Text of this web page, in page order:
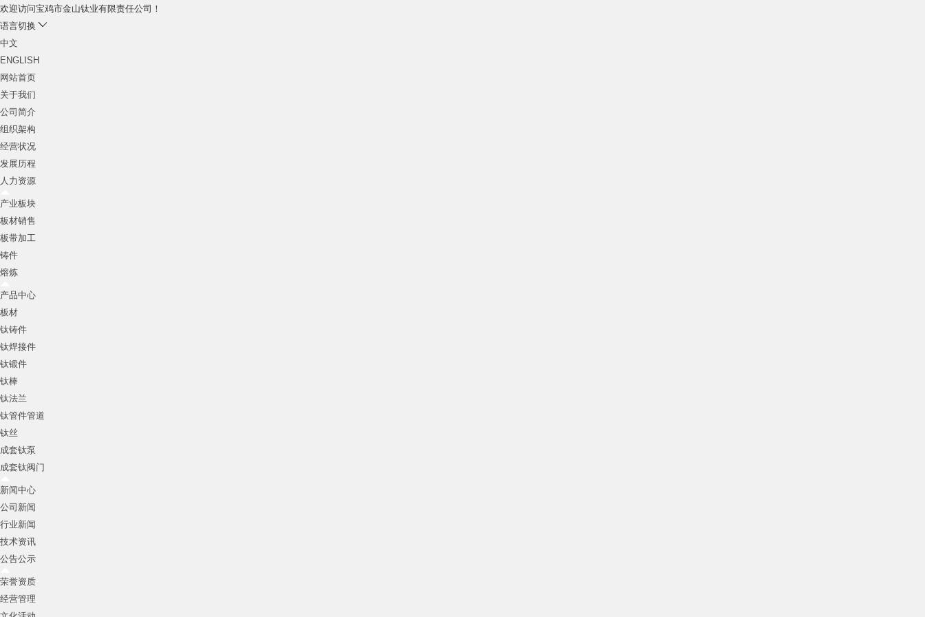
欢迎访问宝鸡市金山钛业有限责任公司！
语言切换
中文
ENGLISH
打造全球钛装备材料专业供应商
主营：钛，锆，钽，铌，钒，钨，钼，镍等材料
网站首页
关于我们
公司简介
组织架构
经营状况
发展历程
人力资源
产业板块
板材销售
板带加工
铸件
熔炼
产品中心
板材
钛铸件
钛焊接件
钛锻件
钛棒
钛法兰
钛管件管道
钛丝
成套钛泵
成套钛阀门
新闻中心
公司新闻
行业新闻
技术资讯
公告公示
荣誉资质
经营管理